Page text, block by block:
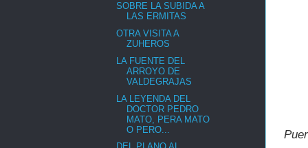
SOBRE LA SUBIDA A
LAS ERMITAS
OTRA VISITA A
ZUHEROS
LA FUENTE DEL
ARROYO DE
VALDEGRAJAS
LA LEYENDA DEL
DOCTOR PEDRO
MATO, PERA MATO
O PERO...